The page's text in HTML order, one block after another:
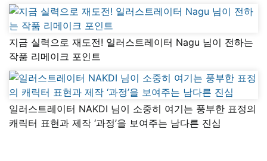
지금 실력으로 재도전! 일러스트레이터 Nagu 님이 전하는
작품 리메이크 포인트
일러스트레이터 NAKDI 님이 소중히 여기는 풍부한 표정의
캐릭터 표현과 제작 ‘과정’을 보여주는 남다른 진심